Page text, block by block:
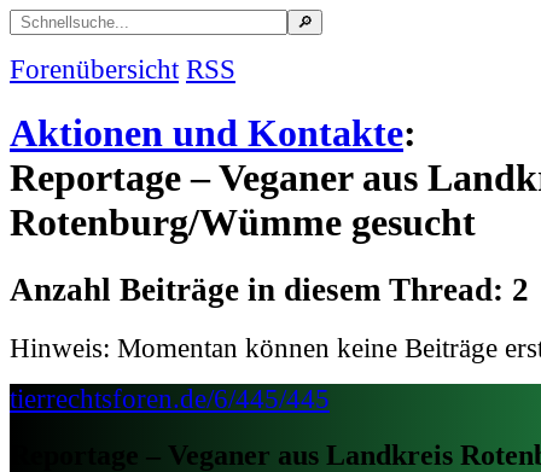
Forenübersicht RSS
Aktionen und Kontakte:
Reportage – Veganer aus
Rotenburg/Wümme gesucht
Anzahl Beiträge in diesem Thread: 2
Hinweis: Momentan können keine Beiträge
tierrechtsforen.de/6/445/445
Reportage – Veganer aus Landkreis